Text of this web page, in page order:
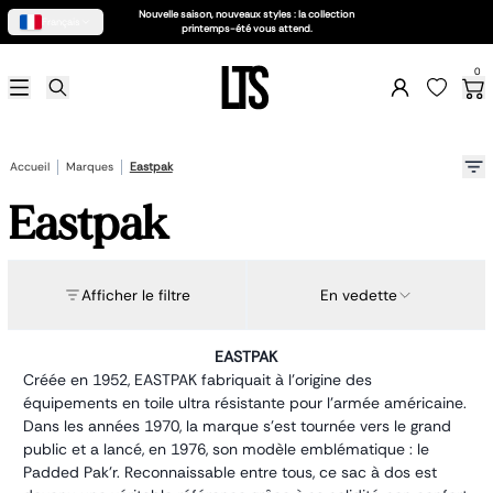
Nouvelle saison, nouveaux styles : la collection
printemps-été vous attend.
Femme
Sac femme
Petite maroquinerie
Homme
Sac homme
Scolaire
Porte feuille
Accessoires
Valise enfant
Besace enfant
0
Accueil Marques Eastpak
Eastpak
Afficher le filtre En vedette
EASTPAK
Créée en 1952, EASTPAK fabriquait à l’origine des
équipements en toile ultra résistante pour l’armée américaine.
Dans les années 1970, la marque s’est tournée vers le grand
public et a lancé, en 1976, son modèle emblématique : le
Padded Pak’r. Reconnaissable entre tous, ce sac à dos est